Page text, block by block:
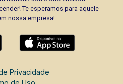
Te esperamos para aquele
nossa empresa!
Privacidade